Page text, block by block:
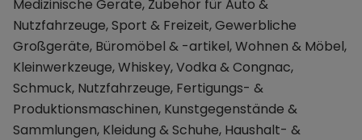
Medizinische Geräte, Zubehör für Auto &
Nutzfahrzeuge, Sport & Freizeit, Gewerbliche
Großgeräte, Büromöbel & -artikel, Wohnen & Möbel,
Kleinwerkzeuge, Whiskey, Vodka & Congnac,
Schmuck, Nutzfahrzeuge, Fertigungs- &
Produktionsmaschinen, Kunstgegenstände &
Sammlungen, Kleidung & Schuhe, Haushalt- &